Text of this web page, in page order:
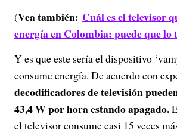
(Vea también: Cuál es el televisor
energía en Colombia: puede que lo
Y es que este sería el dispositivo
consume energía. De acuerdo con
decodificadores de televisión
43,4 W por hora estando apagado.
el televisor consume casi 15 veces